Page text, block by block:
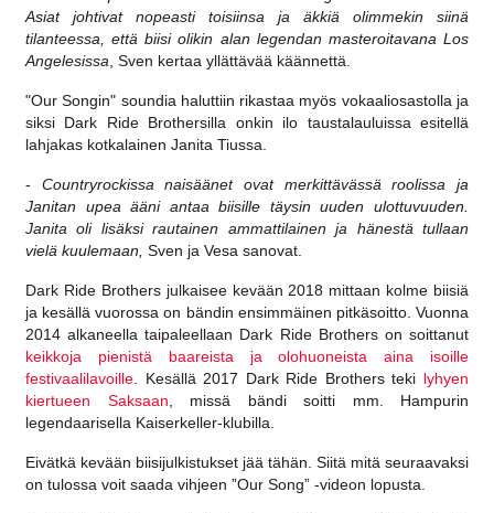
Asiat johtivat nopeasti toisiinsa ja äkkiä olimmekin siinä
tilanteessa, että biisi olikin alan legendan masteroitavana Los
Angelesissa , Sven kertaa yllättävää käännettä.
"Our Songin" soundia haluttiin rikastaa myös vokaaliosastolla ja
siksi Dark Ride Brothersilla onkin ilo taustalauluissa esitellä
lahjakas kotkalainen Janita Tiussa.
- Countryrockissa naisäänet ovat merkittävässä roolissa ja
Janitan upea ääni antaa biisille täysin uuden ulottuvuuden.
Janita oli lisäksi rautainen ammattilainen ja hänestä tullaan
vielä kuulemaan, Sven ja Vesa sanovat.
Dark Ride Brothers julkaisee kevään 2018 mittaan kolme biisiä
ja kesällä vuorossa on bändin ensimmäinen pitkäsoitto. Vuonna
2014 alkaneella taipaleellaan Dark Ride Brothers on soittanut
keikkoja pienistä baareista ja olohuoneista aina isoille
festivaalilavoille . Kesällä 2017 Dark Ride Brothers teki lyhyen
kiertueen Saksaan , missä bändi soitti mm. Hampurin
legendaarisella Kaiserkeller-klubilla.
Eivätkä kevään biisijulkistukset jää tähän. Siitä mitä seuraavaksi
on tulossa voit saada vihjeen ”Our Song” -videon lopusta.